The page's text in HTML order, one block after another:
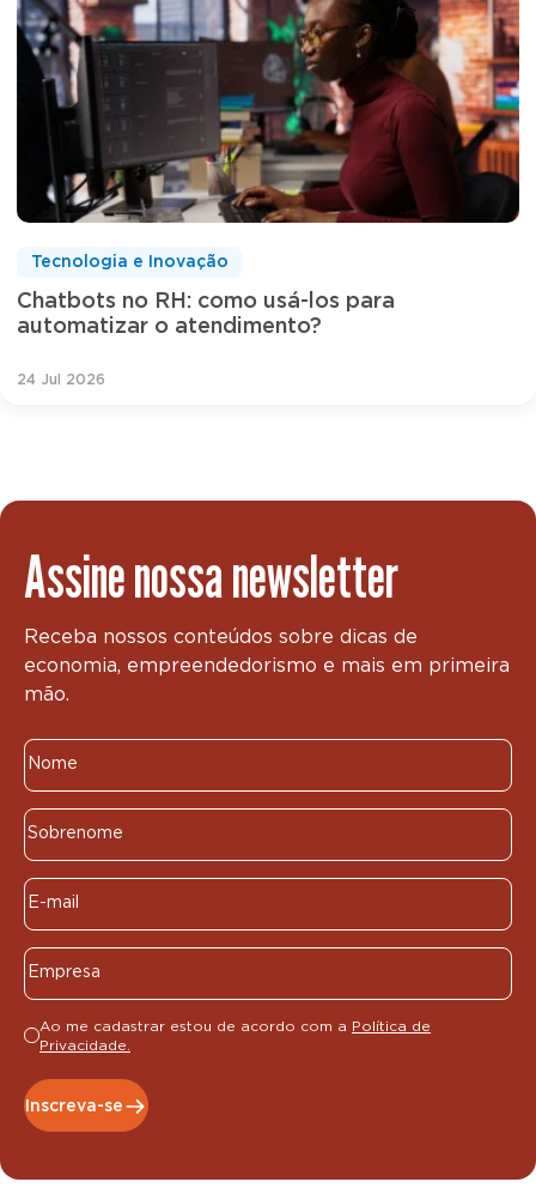
Chatbots no RH: como usá-los para
automatizar o atendimento?
Tecnologia e Inovação
24 Jul 2026
Assine nossa newsletter
Receba nossos conteúdos sobre dicas de
economia, empreendedorismo e mais em primeira
mão.
Ao me cadastrar estou de acordo com a Política de
Privacidade.
Inscreva-se